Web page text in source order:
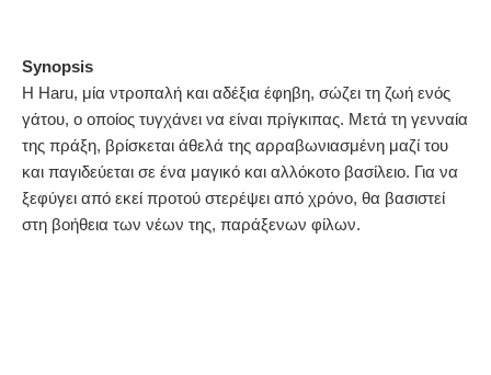
Synopsis
Η Haru, μία ντροπαλή και αδέξια έφηβη, σώζει τη ζωή ενός
γάτου, ο οποίος τυγχάνει να είναι πρίγκιπας. Μετά τη γενναία
της πράξη, βρίσκεται άθελά της αρραβωνιασμένη μαζί του
και παγιδεύεται σε ένα μαγικό και αλλόκοτο βασίλειο. Για να
ξεφύγει από εκεί προτού στερέψει από χρόνο, θα βασιστεί
στη βοήθεια των νέων της, παράξενων φίλων.